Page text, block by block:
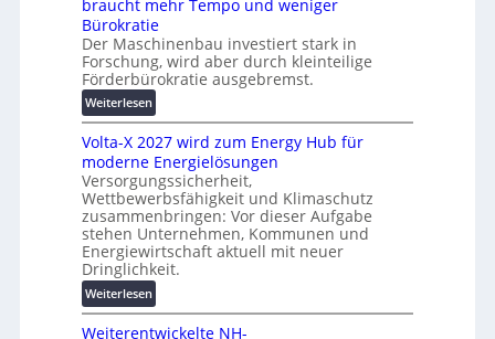
i
e
r
u
n
g
s
l
ö
s
u
n
g
e
n
e
s
c
h
u
t
z
u
n
d
d
i
g
i
t
a
braucht mehr Tempo und weniger
Bürokratie
Der Maschinenbau investiert stark in
Forschung, wird aber durch kleinteilige
Förderbürokratie ausgebremst.
Weiterlesen:
M
a
s
c
h
i
n
e
n
b
a
Volta-X 2027 wird zum Energy Hub für
moderne Energielösungen
Versorgungssicherheit,
Wettbewerbsfähigkeit und Klimaschutz
zusammenbringen: Vor dieser Aufgabe
stehen Unternehmen, Kommunen und
Energiewirtschaft aktuell mit neuer
Dringlichkeit.
Weiterlesen:
V
o
Weiterentwickelte NH-